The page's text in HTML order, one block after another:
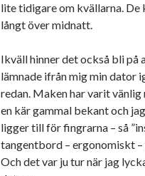
lite tidigare om kvällarna. De
långt över midnatt.
Ikväll hinner det också bli på
lämnade ifrån mig min dator
redan. Maken har varit
en kär gammal bekant och
ligger till för fingrarna – så
tangentbord – ergonomiskt
Och det var ju tur när jag